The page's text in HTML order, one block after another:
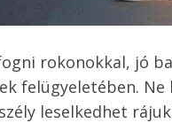
rokonokkal, jó
felügyeletében.
leselkedhet